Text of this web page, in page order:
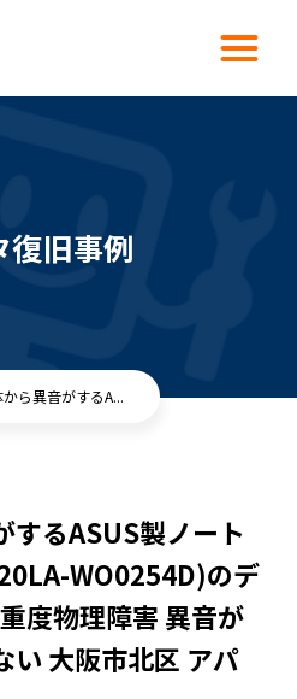
復旧事例
ら異音がするA...
するASUS製ノート
WO0254D)のデ
度物理障害 異音が
い 大阪市北区 アパ